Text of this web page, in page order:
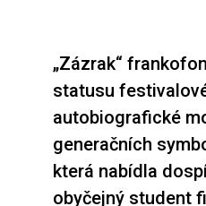
„Zázrak“
statusu
autobiografické
generačních
která nabídla
obyčejný student